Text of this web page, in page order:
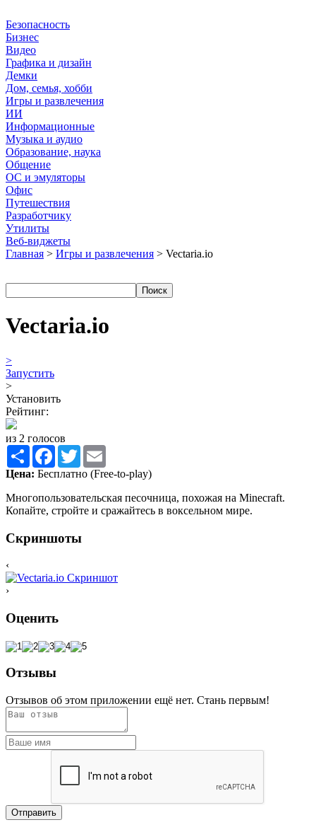
Безопасность
Бизнес
Видео
Графика и дизайн
Демки
Дом, семья, хобби
Игры и развлечения
ИИ
Информационные
Музыка и аудио
Образование, наука
Общение
ОС и эмуляторы
Офис
Путешествия
Разработчику
Утилиты
Веб-виджеты
Главная > Игры и развлечения > Vectaria.io
Vectaria.io
>
Запустить
>
Установить
Рейтинг:
из 2 голосов
Share Facebook
Twitter
Цена: Бесплатно (Free-to-play)
Многопользовательская песочница, похожая на Minecraft.
Копайте, стройте и сражайтесь в воксельном мире.
Скриншоты
‹
›
Оценить
Отзывы
Отзывов об этом приложении ещё нет. Стань первым!